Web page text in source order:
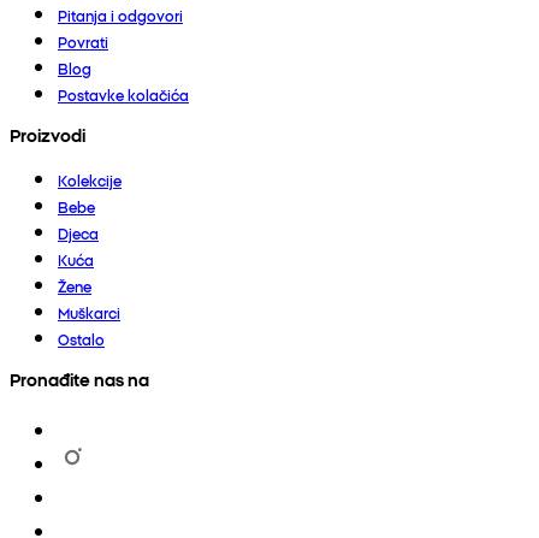
Pitanja i odgovori
Povrati
Blog
Postavke kolačića
Proizvodi
Kolekcije
Bebe
Djeca
Kuća
Žene
Muškarci
Ostalo
Pronađite nas na